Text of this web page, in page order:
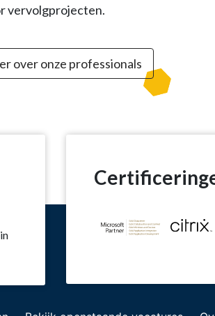
vervolgprojecten.
over onze professionals